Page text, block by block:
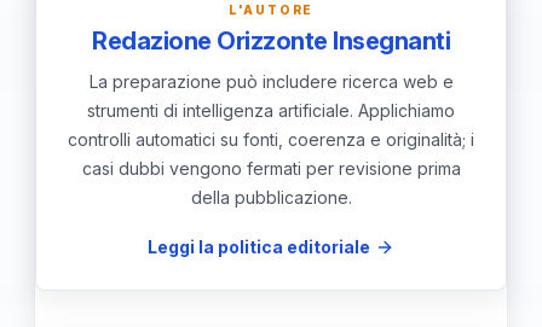
questo tesoro culturale.
L'AUTORE
Redazione Orizzonte Insegnanti
La preparazione può includere ricerca web e
strumenti di intelligenza artificiale. Applichiamo
controlli automatici su fonti, coerenza e originalità; i
casi dubbi vengono fermati per revisione prima
della pubblicazione.
Leggi la politica editoriale